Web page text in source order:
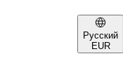
Русский
EUR